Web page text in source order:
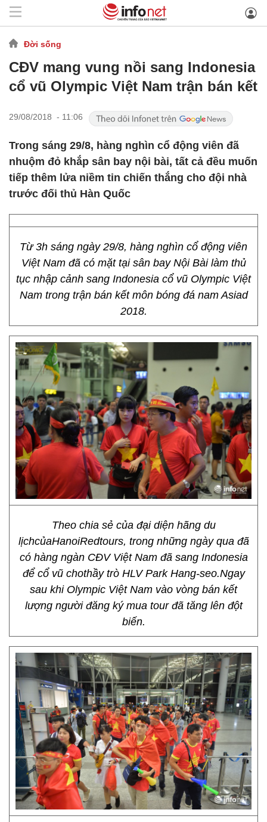
Đời sống
CĐV mang vung nồi sang Indonesia
cổ vũ Olympic Việt Nam trận bán kết
29/08/2018 - 11:06
Trong sáng 29/8, hàng nghìn cổ động viên đã
nhuộm đỏ khắp sân bay nội bài, tất cả đều muốn
tiếp thêm lửa niềm tin chiến thắng cho đội nhà
trước đối thủ Hàn Quốc
Từ 3h sáng ngày 29/8, hàng nghìn cổ động viên
Việt Nam đã có mặt tại sân bay Nội Bài làm thủ
tục nhập cảnh sang Indonesia cổ vũ Olympic Việt
Nam trong trận bán kết môn bóng đá nam Asiad
2018.
Theo chia sẻ của đại diện hãng du
lịchcủaHanoiRedtours, trong những ngày qua đã
có hàng ngàn CĐV Việt Nam đã sang Indonesia
để cổ vũ chothầy trò HLV Park Hang-seo.Ngay
sau khi Olympic Việt Nam vào vòng bán kết
lượng người đăng ký mua tour đã tăng lên đột
biến.